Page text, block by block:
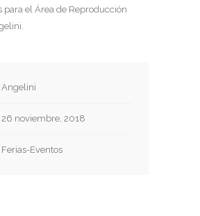
para el Área de Reproducción
Angelini
26 noviembre, 2018
Ferias-Eventos